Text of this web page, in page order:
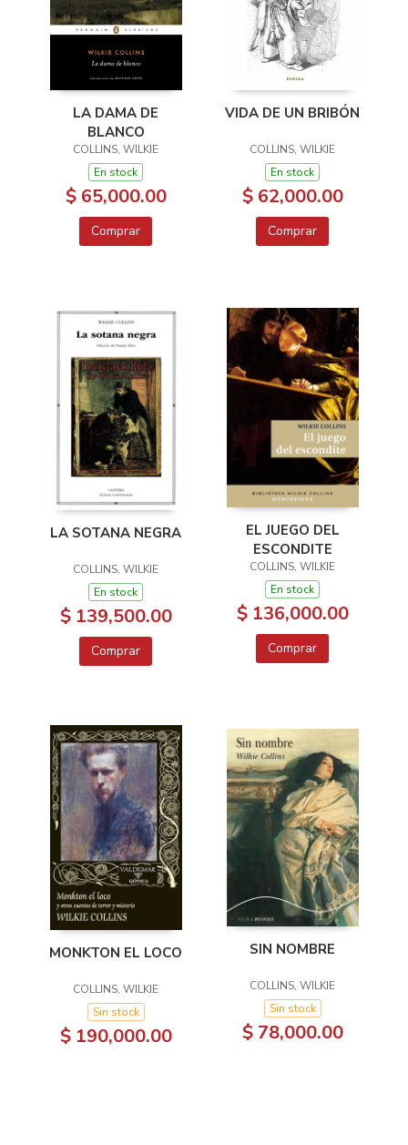
LA DAMA DE
BLANCO
COLLINS, WILKIE
En stock
$ 65,000.00
Comprar
VIDA DE UN BRIBÓN
COLLINS, WILKIE
En stock
$ 62,000.00
Comprar
LA SOTANA NEGRA
COLLINS, WILKIE
En stock
$ 139,500.00
Comprar
EL JUEGO DEL
ESCONDITE
COLLINS, WILKIE
En stock
$ 136,000.00
Comprar
MONKTON EL LOCO
COLLINS, WILKIE
Sin stock
$ 190,000.00
SIN NOMBRE
COLLINS, WILKIE
Sin stock
$ 78,000.00